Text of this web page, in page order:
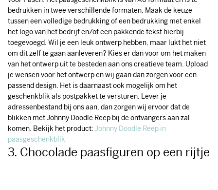
bedrukken in twee verschillende formaten. Maak de keuze
tussen een volledige bedrukking of een bedrukking met enkel
het logo van het bedrijf en/of een pakkende tekst hierbij
toegevoegd. Wil je een leuk ontwerp hebben, maar lukt het niet
om dit zelf te gaan aanleveren? Kies er dan voor om het maken
van het ontwerp uit te besteden aan ons creatieve team. Upload
je wensen voor het ontwerp en wij gaan dan zorgen voor een
passend design. Het is daarnaast ook mogelijk om het
geschenkblik als postpakket te versturen. Lever je
adressenbestand bij ons aan, dan zorgen wij ervoor dat de
blikken met Johnny Doodle Reep bij de ontvangers aan zal
komen. Bekijk het product: Johnny Doodle Reep in
paasgeschenkblik
3. Chocolade paasfiguren op een rijtje